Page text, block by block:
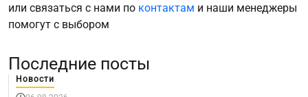
или связаться с нами по контактам и наши менеджеры
помогут с выбором
Последние посты
Новости